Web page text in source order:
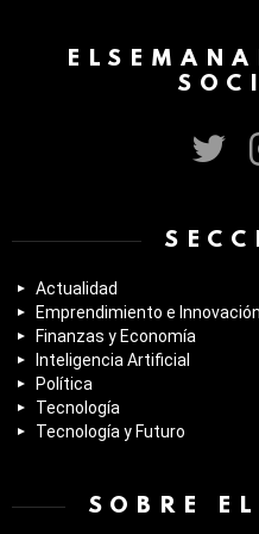
Actualidad
Emprendimiento e Innovación
Finanzas y Economía
Inteligencia Artificial
Política
Tecnología
Tecnología y Futuro
SOBRE